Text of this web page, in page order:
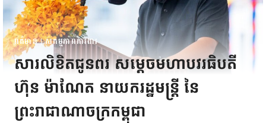
ពត៌មាន|សកម្មភាពការងារ
សារលិខិតជូនពរ សម្តេចមហាបវរធិបតី
ហ៊ុន ម៉ាណែត នាយករដ្ឋមន្ត្រី នៃ
ព្រះរាជាណាចក្រកម្ពុជា